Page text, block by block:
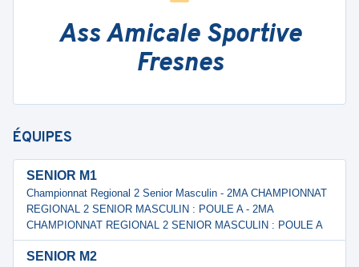
Ass Amicale Sportive
Fresnes
ÉQUIPES
SENIOR M1
Championnat Regional 2 Senior Masculin - 2MA CHAMPIONNAT
REGIONAL 2 SENIOR MASCULIN : POULE A - 2MA
CHAMPIONNAT REGIONAL 2 SENIOR MASCULIN : POULE A
SENIOR M2